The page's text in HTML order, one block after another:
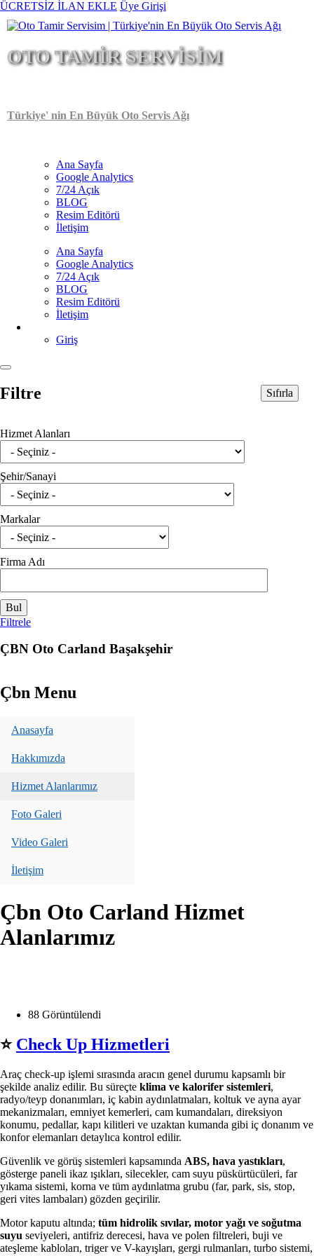
Ana
içeriğe
atla
ÜCRETSİZ İLAN EKLE Üye Girişi
OTO TAMİR SERVİSİM
Türkiye' nin En Büyük Oto Servis Ağı
navigation
Ana Sayfa
Google Analytics
7/24 Açık
BLOG
Resim Editörü
İletişim
Ana Sayfa
Google Analytics
7/24 Açık
BLOG
Resim Editörü
İletişim
Giriş
Filtre Sıfırla
Hizmet Alanları
Şehir/Sanayi
Markalar
Firma Adı
Filtrele
ÇBN Oto Carland Başakşehir
Çbn Menu
Anasayfa
Hakkımızda
Hizmet Alanlarımız
Foto Galeri
Video Galeri
İletişim
Çbn Oto Carland Hizmet
Alanlarımız
88 Görüntülendi
⭐️ Check Up Hizmetleri
Araç check-up işlemi sırasında aracın genel durumu kapsamlı bir
şekilde analiz edilir. Bu süreçte klima ve kalorifer sistemleri,
radyo/teyp donanımları, iç kabin aydınlatmaları, koltuk ve ayna ayar
mekanizmaları, emniyet kemerleri, cam kumandaları, direksiyon
konumu, pedallar, kapı kilitleri ve uzaktan kumanda gibi iç donanım ve
konfor elemanları detaylıca kontrol edilir.
Güvenlik ve görüş sistemleri kapsamında ABS, hava yastıkları,
gösterge paneli ikaz ışıkları, silecekler, cam suyu püskürtücüleri, far
yıkama sistemi, korna ve tüm aydınlatma grubu (far, park, sis, stop,
geri vites lambaları) gözden geçirilir.
Motor kaputu altında; tüm hidrolik sıvılar, motor yağı ve soğutma
suyu seviyeleri, antifriz derecesi, hava ve polen filtreleri, buji ve
ateşleme kabloları, triger ve V-kayışları, gergi rulmanları, turbo sistemi,